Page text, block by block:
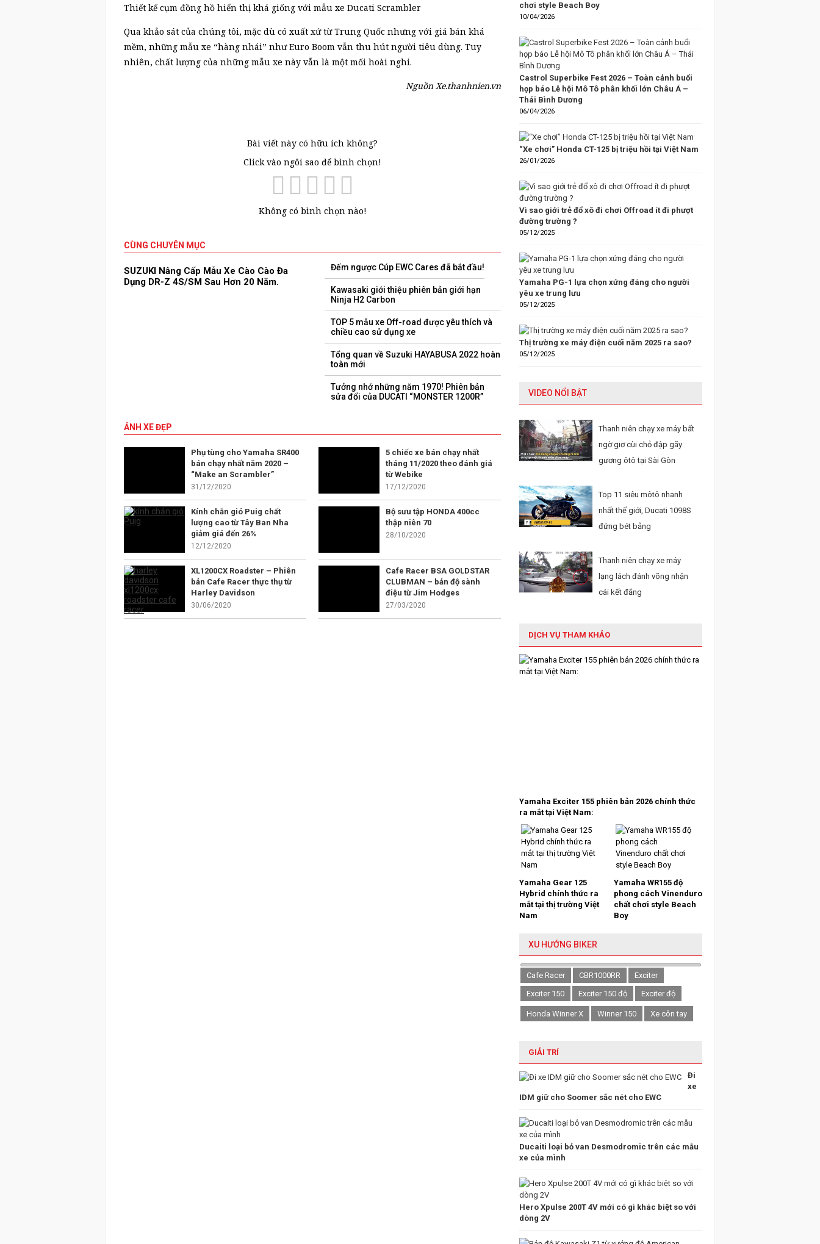
Thiết kế cụm đồng hồ hiển thị khá giống với mẫu xe Ducati Scrambler
Qua khảo sát của chúng tôi, mặc dù có xuất xứ từ Trung Quốc nhưng với giá bán khá
mềm, những mẫu xe “hàng nhái” như Euro Boom vẫn thu hút người tiêu dùng. Tuy
nhiên, chất lượng của những mẫu xe này vẫn là một mối hoài nghi.
Nguồn Xe.thanhnien.vn
Bài viết này có hữu ích không?
Click vào ngôi sao để bình chọn!
Không có bình chọn nào!
CÙNG CHUYÊN MỤC
SUZUKI Nâng Cấp Mẫu Xe Cào Cào Đa
Dụng DR-Z 4S/SM Sau Hơn 20 Năm.
Đếm ngược Cúp EWC Cares đã bắt đầu!
Kawasaki giới thiệu phiên bản giới hạn
Ninja H2 Carbon
TOP 5 mẫu xe Off-road được yêu thích và
chiều cao sử dụng xe
Tổng quan về Suzuki HAYABUSA 2022 hoàn
toàn mới
Tưởng nhớ những năm 1970! Phiên bản
sửa đổi của DUCATI “MONSTER 1200R”
ẢNH XE ĐẸP
Phụ tùng cho Yamaha SR400
bán chạy nhất năm 2020 –
“Make an Scrambler”
31/12/2020
5 chiếc xe bán chạy nhất
tháng 11/2020 theo đánh giá
từ Webike
17/12/2020
Kính chắn gió Puig chất
lượng cao từ Tây Ban Nha
giảm giá đến 26%
12/12/2020
Bộ sưu tập HONDA 400cc
thập niên 70
28/10/2020
XL1200CX Roadster – Phiên
bản Cafe Racer thực thụ từ
Harley Davidson
30/06/2020
Cafe Racer BSA GOLDSTAR
CLUBMAN – bản độ sành
điệu từ Jim Hodges
27/03/2020
chơi style Beach Boy
10/04/2026
Castrol Superbike Fest 2026 – Toàn cảnh buổi
họp báo Lễ hội Mô Tô phân khối lớn Châu Á –
Thái Bình Dương
06/04/2026
“Xe chơi” Honda CT-125 bị triệu hồi tại Việt Nam
26/01/2026
Vì sao giới trẻ đổ xô đi chơi Offroad ít đi phượt
đường trường ?
05/12/2025
Yamaha PG-1 lựa chọn xứng đáng cho người
yêu xe trung lưu
05/12/2025
Thị trường xe máy điện cuối năm 2025 ra sao?
05/12/2025
VIDEO NỔI BẬT
Thanh niên chạy xe máy bất
ngờ giơ cùi chỏ đập gãy
gương ôtô tại Sài Gòn
Top 11 siêu môtô nhanh
nhất thế giới, Ducati 1098S
đứng bét bảng
Thanh niên chạy xe máy
lạng lách đánh võng nhận
cái kết đắng
DỊCH VỤ THAM KHẢO
Yamaha Exciter 155 phiên bản 2026 chính thức
ra mắt tại Việt Nam:
Yamaha Gear 125
Hybrid chính thức ra
mắt tại thị trường Việt
Nam
Yamaha WR155 độ
phong cách Vinenduro
chất chơi style Beach
Boy
XU HƯỚNG BIKER
Cafe Racer CBR1000RR
Exciter
Exciter 150
Exciter 150 độ Exciter độ
Honda Winner X Winner 150 Xe côn tay
GIẢI TRÍ
Đi
xe
IDM giữ cho Soomer sắc nét cho EWC
Ducaiti loại bỏ van Desmodromic trên các mẫu
xe của mình
Hero Xpulse 200T 4V mới có gì khác biệt so với
dòng 2V